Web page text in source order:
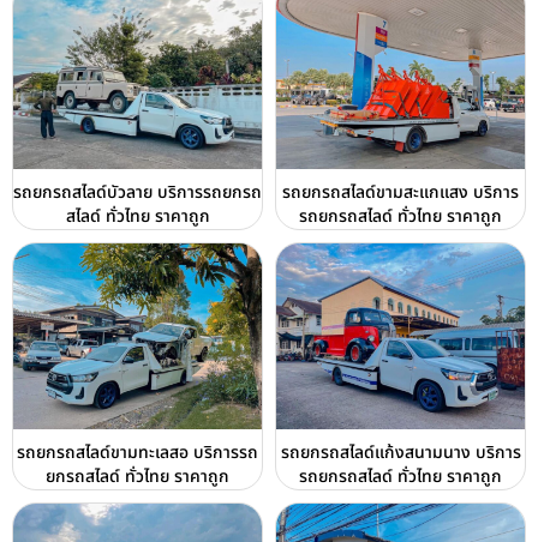
รถยกรถสไลด์บัวลาย บริการรถยกรถ
สไลด์ ทั่วไทย ราคาถูก
รถยกรถสไลด์ขามสะแกแสง บริการ
รถยกรถสไลด์ ทั่วไทย ราคาถูก
รถยกรถสไลด์ขามทะเลสอ บริการรถ
ยกรถสไลด์ ทั่วไทย ราคาถูก
รถยกรถสไลด์แก้งสนามนาง บริการ
รถยกรถสไลด์ ทั่วไทย ราคาถูก